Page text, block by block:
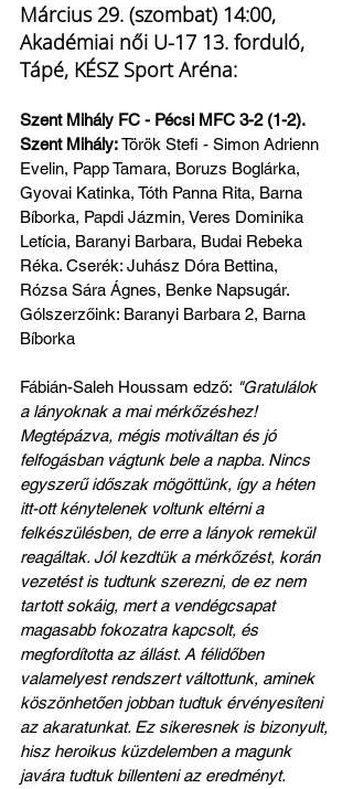
Március 29. (szombat) 14:00,
Akadémiai női U-17 13. forduló,
Tápé, KÉSZ Sport Aréna:
Szent Mihály FC - Pécsi MFC 3-2 (1-2).
Szent Mihály: Török Stefi - Simon Adrienn
Evelin, Papp Tamara, Boruzs Boglárka,
Gyovai Katinka, Tóth Panna Rita, Barna
Bíborka, Papdi Jázmin, Veres Dominika
Letícia, Baranyi Barbara, Budai Rebeka
Réka. Cserék: Juhász Dóra Bettina,
Rózsa Sára Ágnes, Benke Napsugár.
Gólszerzőink: Baranyi Barbara 2, Barna
Bíborka
Fábián-Saleh Houssam edző: "Gratulálok
a lányoknak a mai mérkőzéshez!
Megtépázva, mégis motiváltan és jó
felfogásban vágtunk bele a napba. Nincs
egyszerű időszak mögöttünk, így a héten
itt-ott kénytelenek voltunk eltérni a
felkészülésben, de erre a lányok remekül
reagáltak. Jól kezdtük a mérkőzést, korán
vezetést is tudtunk szerezni, de ez nem
tartott sokáig, mert a vendégcsapat
magasabb fokozatra kapcsolt, és
megfordította az állást. A félidőben
valamelyest rendszert váltottunk, aminek
köszönhetően jobban tudtuk érvényesíteni
az akaratunkat. Ez sikeresnek is bizonyult,
hisz heroikus küzdelemben a magunk
javára tudtuk billenteni az eredményt.